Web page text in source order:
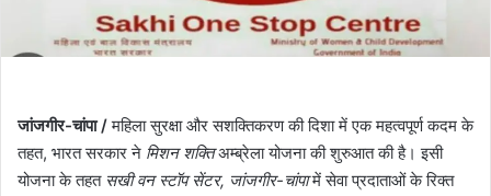
जांजगीर-चांपा /महिला सुरक्षा और सशक्तिकरण की दिशा में एक महत्वपूर्ण कदम के
तहत, भारत सरकार ने मिशन शक्तिअम्ब्रेला योजना की शुरुआत की है। इसी
योजना के तहत सखी वन स्टॉप सेंटर, जांजगीर-चांपामें सेवा प्रदाताओं के रिक्त